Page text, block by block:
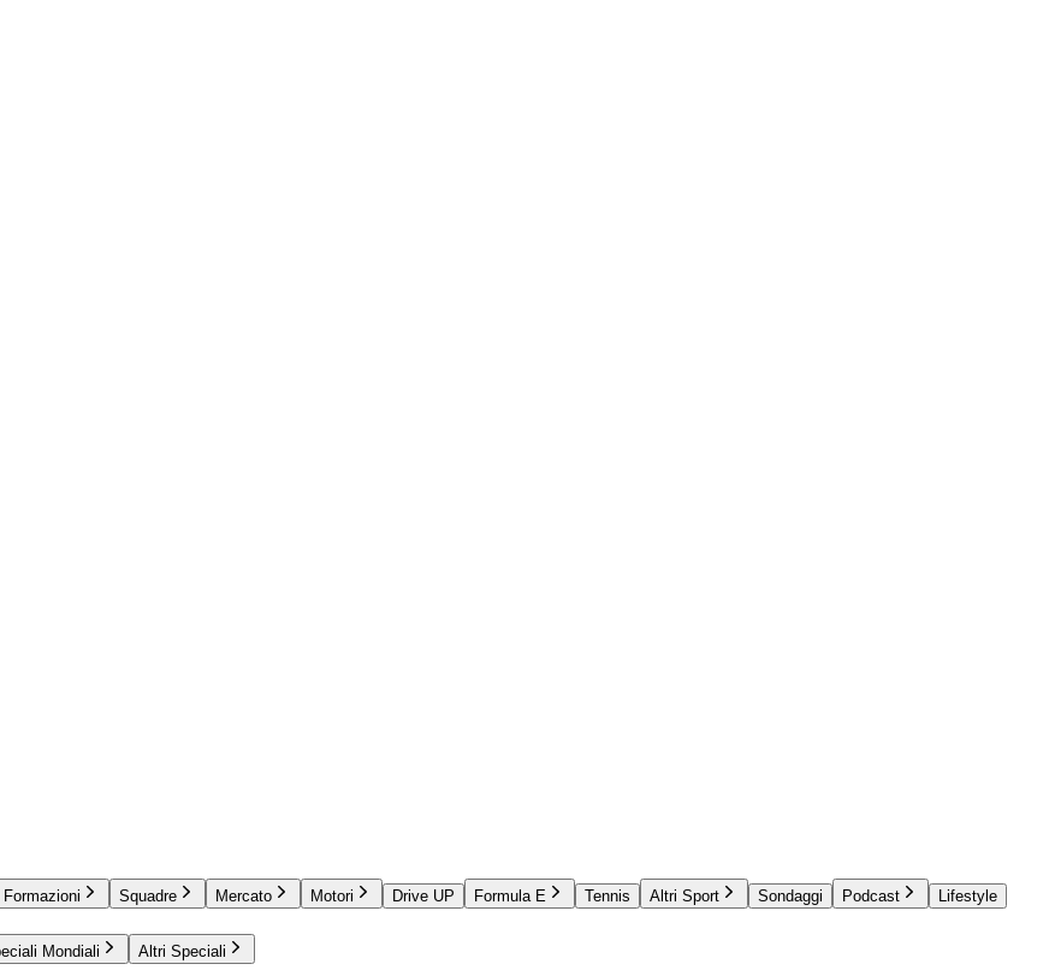
Formazioni Squadre Mercato Motori Drive UP Formula E Tennis Altri Sport Sondaggi Podcast
Lifestyle
Mondiali Altri Speciali